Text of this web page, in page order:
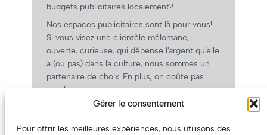
Gérer le consentement
Pour offrir les meilleures expériences, nous utilisons des
budgets publicitaires localement?
Nos espaces publicitaires sont là pour vous!
Si vous visez une clientèle mélomane,
ouverte, curieuse, qui dépense l’argent qu’elle
a (ou pas) dans la culture, nous sommes un
partenaire de choix. En plus, on coûte pas
cher!
On prépare une grille tarifaire intéressante et